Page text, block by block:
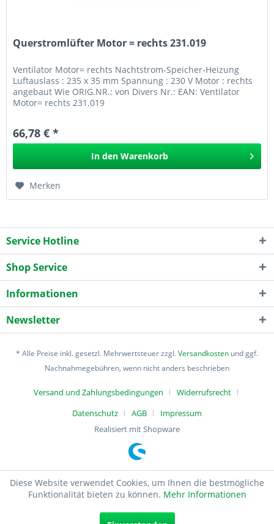
Querstromlüfter Motor = rechts 231.019
Ventilator Motor= rechts Nachtstrom-Speicher-Heizung
Luftauslass : 235 x 35 mm Spannung : 230 V Motor : rechts
angebaut Wie ORIG.NR.: von Divers Nr.: EAN: Ventilator
Motor= rechts 231.019
66,78 € *
In den Warenkorb
Merken
Service Hotline
Shop Service
Informationen
Newsletter
* Alle Preise inkl. gesetzl. Mehrwertsteuer zzgl.Versandkosten und ggf.
Nachnahmegebühren, wenn nicht anders beschrieben
Versand und Zahlungsbedingungen
Widerrufsrecht
Datenschutz
AGB
Impressum
Realisiert mit Shopware
Diese Website verwendet Cookies, um Ihnen die bestmögliche
Funktionalität bieten zu können. Mehr Informationen